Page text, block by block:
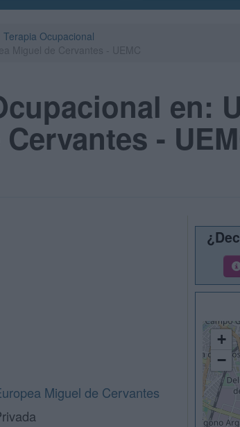
Terapia Ocupacional
en:
-
Miguel de Cervantes
+
−